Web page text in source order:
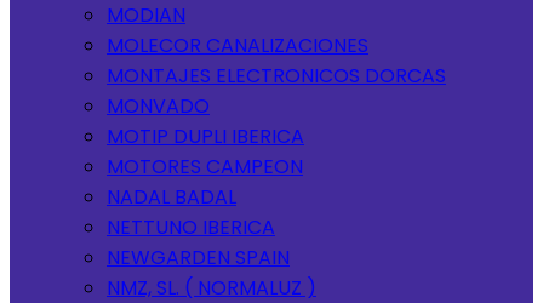
MODIAN
MOLECOR CANALIZACIONES
MONTAJES ELECTRONICOS DORCAS
MONVADO
MOTIP DUPLI IBERICA
MOTORES CAMPEON
NADAL BADAL
NETTUNO IBERICA
NEWGARDEN SPAIN
NMZ, SL. ( NORMALUZ )